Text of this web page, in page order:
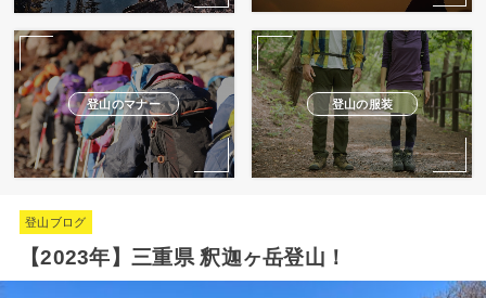
登山のマナー 登山の服装
登山ブログ
【2023年】三重県 釈迦ヶ岳登山！